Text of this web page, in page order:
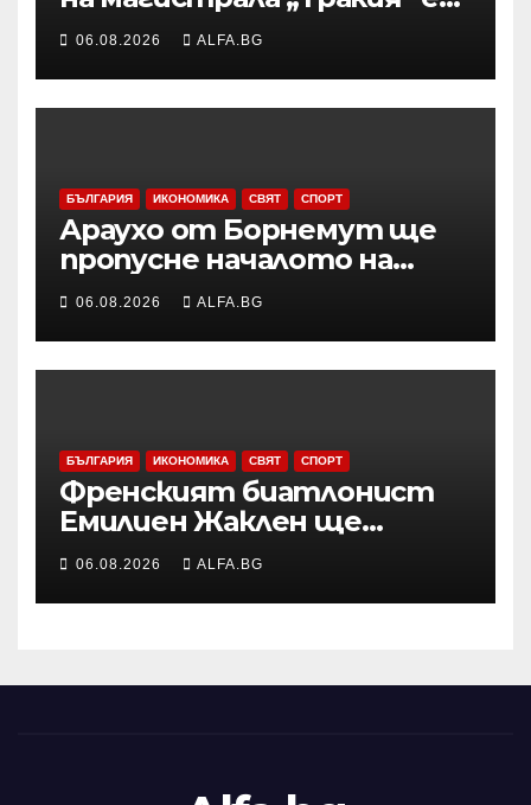
затворено заради
възникналия пожар в
района
06.08.2026 ALFA.BG
БЪЛГАРИЯ ИКОНОМИКА СВЯТ СПОРТ
Араухо от Борнемут ще
пропусне началото на
сезона във Висшата лига
заради операция на лявото
бедро
06.08.2026 ALFA.BG
БЪЛГАРИЯ ИКОНОМИКА СВЯТ СПОРТ
Френският биатлонист
Емилиен Жаклен ще
дебютира в
професионалното
колоездене
06.08.2026 ALFA.BG